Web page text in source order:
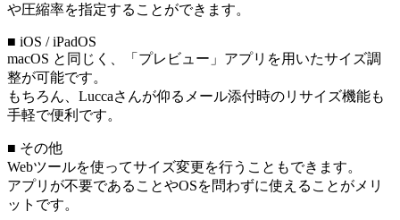
や圧縮率を指定することができます。
■ iOS / iPadOS
macOS と同じく、「プレビュー」アプリを用いたサイズ調
整が可能です。
もちろん、Luccaさんが仰るメール添付時のリサイズ機能も
手軽で便利です。
■ その他
Webツールを使ってサイズ変更を行うこともできます。
アプリが不要であることやOSを問わずに使えることがメリ
ットです。